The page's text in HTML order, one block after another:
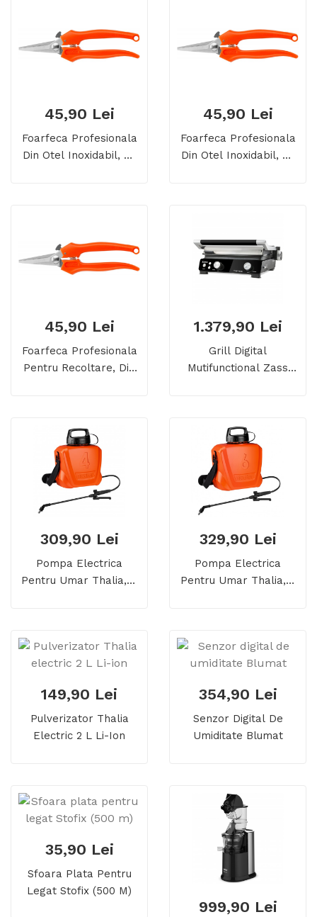
45,90 Lei
Foarfeca Profesionala
Din Otel Inoxidabil, Cu
45,90 Lei
Foarfeca Profesionala
Din Otel Inoxidabil, Cu
45,90 Lei
Foarfeca Profesionala
Pentru Recoltare, Din
1.379,90 Lei
Grill Digital
Mutifunctional Zass
309,90 Lei
Pompa Electrica
Pentru Umar Thalia, 4
329,90 Lei
Pompa Electrica
Pentru Umar Thalia, 6
149,90 Lei
Pulverizator Thalia
Electric 2 L Li-Ion
354,90 Lei
Senzor Digital De
Umiditate Blumat
35,90 Lei
Sfoara Plata Pentru
Legat Stofix (500 M)
999,90 Lei